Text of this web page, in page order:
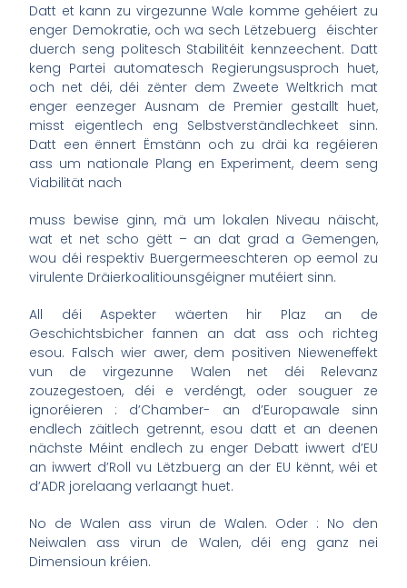
Datt et kann zu virgezunne Wale komme gehéiert zu
enger Demokratie, och wa sech Lëtzebuerg éischter
duerch seng politesch Stabilitéit kennzeechent. Datt
keng Partei automatesch Regierungsusproch huet,
och net déi, déi zënter dem Zweete Weltkrich mat
enger eenzeger Ausnam de Premier gestallt huet,
misst eigentlech eng Selbstverständlechkeet sinn.
Datt een ënnert Ëmstänn och zu dräi ka regéieren
ass um nationale Plang en Experiment, deem seng
Viabilität nach
muss bewise ginn, mä um lokalen Niveau näischt,
wat et net scho gëtt – an dat grad a Gemengen,
wou déi respektiv Buergermeeschteren op eemol zu
virulente Dräierkoalitiounsgéigner mutéiert sinn.
All déi Aspekter wäerten hir Plaz an de
Geschichtsbicher fannen an dat ass och richteg
esou. Falsch wier awer, dem positiven Nieweneffekt
vun de virgezunne Walen net déi Relevanz
zouzegestoen, déi e verdéngt, oder souguer ze
ignoréieren : d’Chamber- an d’Europawale sinn
endlech zäitlech getrennt, esou datt et an deenen
nächste Méint endlech zu enger Debatt iwwert d’EU
an iwwert d’Roll vu Lëtzbuerg an der EU kënnt, wéi et
d’ADR jorelaang verlaangt huet.
No de Walen ass virun de Walen. Oder : No den
Neiwalen ass virun de Walen, déi eng ganz nei
Dimensioun kréien.